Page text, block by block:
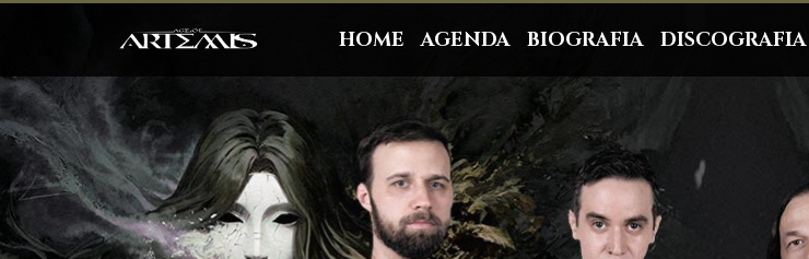
HOME AGENDA BIOGRAFIA DISCOGRAFIA